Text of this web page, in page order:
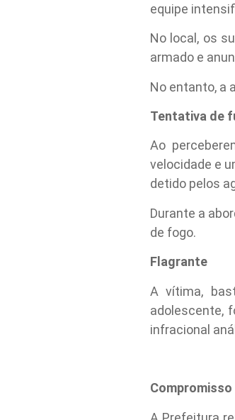
equipe
No local, os
armado e
No entanto, a
Tentativa de
Ao
velocidade e
detido pelos
Durante a
de fogo.
Flagrante
A vítima,
adolescente,
infracional